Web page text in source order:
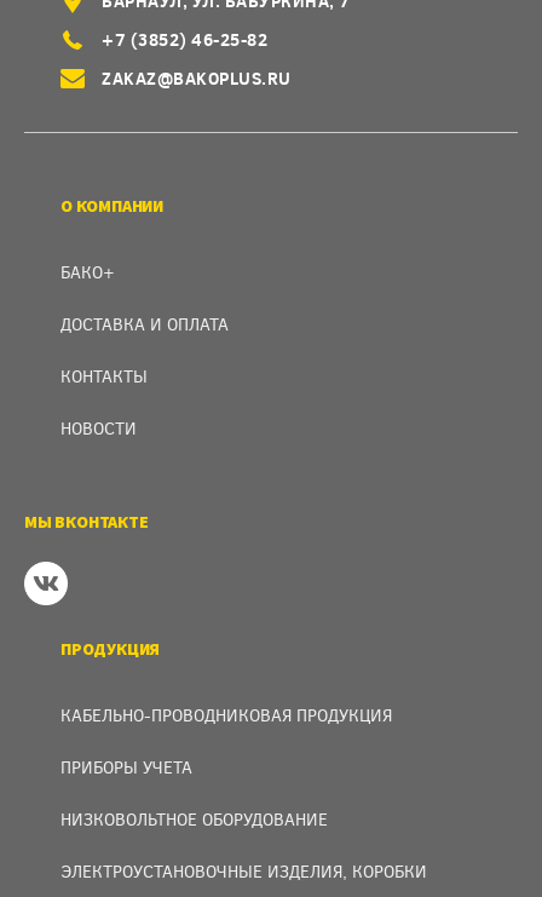
+7 (3852) 46-25-82
ZAKAZ@BAKOPLUS.RU
О КОМПАНИИ
БАКО+
ДОСТАВКА И ОПЛАТА
КОНТАКТЫ
НОВОСТИ
МЫ ВКОНТАКТЕ
ПРОДУКЦИЯ
КАБЕЛЬНО-ПРОВОДНИКОВАЯ ПРОДУКЦИЯ
ПРИБОРЫ УЧЕТА
НИЗКОВОЛЬТНОЕ ОБОРУДОВАНИЕ
ЭЛЕКТРОУСТАНОВОЧНЫЕ ИЗДЕЛИЯ, КОРОБКИ